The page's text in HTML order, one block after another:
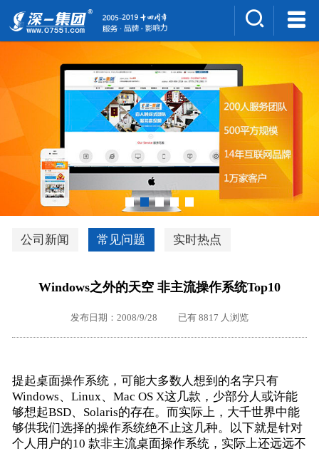
集团介绍
人才招聘
案例展示
新闻中心
深一风采
联系我们
深优通系统V3.0
深一集团优势
外地客户专栏
工单提交
公司新闻 常见问题 实时热点
Windows之外的天空 非主流操作系统Top10
发布日期：2008/9/28 已有 8817 人浏览
提起桌面操作系统，可能大多数人想到的名字只有
Windows、Linux、Mac OS X这几款，少部分人或许能
够想起BSD、Solaris的存在。而实际上，大千世界中能
够供我们选择的操作系统绝不止这几种。以下就是针对
个人用户的10 款非主流桌面操作系统，实际上还远远不